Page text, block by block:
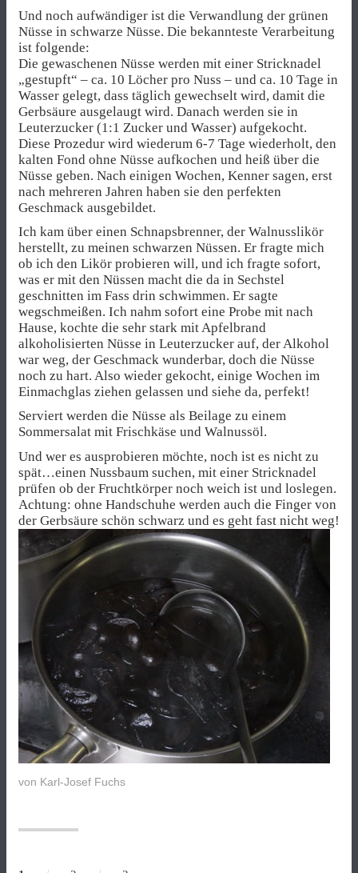
Und noch aufwändiger ist die Verwandlung der grünen
Nüsse in schwarze Nüsse. Die bekannteste Verarbeitung
ist folgende:
Die gewaschenen Nüsse werden mit einer Stricknadel
„gestupft“ – ca. 10 Löcher pro Nuss – und ca. 10 Tage in
Wasser gelegt, dass täglich gewechselt wird, damit die
Gerbsäure ausgelaugt wird. Danach werden sie in
Leuterzucker (1:1 Zucker und Wasser) aufgekocht.
Diese Prozedur wird wiederum 6-7 Tage wiederholt, den
kalten Fond ohne Nüsse aufkochen und heiß über die
Nüsse geben. Nach einigen Wochen, Kenner sagen, erst
nach mehreren Jahren haben sie den perfekten
Geschmack ausgebildet.
Ich kam über einen Schnapsbrenner, der Walnusslikör
herstellt, zu meinen schwarzen Nüssen. Er fragte mich
ob ich den Likör probieren will, und ich fragte sofort,
was er mit den Nüssen macht die da in Sechstel
geschnitten im Fass drin schwimmen. Er sagte
wegschmeißen. Ich nahm sofort eine Probe mit nach
Hause, kochte die sehr stark mit Apfelbrand
alkoholisierten Nüsse in Leuterzucker auf, der Alkohol
war weg, der Geschmack wunderbar, doch die Nüsse
noch zu hart. Also wieder gekocht, einige Wochen im
Einmachglas ziehen gelassen und siehe da, perfekt!
Serviert werden die Nüsse als Beilage zu einem
Sommersalat mit Frischkäse und Walnussöl.
Und wer es ausprobieren möchte, noch ist es nicht zu
spät…einen Nussbaum suchen, mit einer Stricknadel
prüfen ob der Fruchtkörper noch weich ist und loslegen.
Achtung: ohne Handschuhe werden auch die Finger von
der Gerbsäure schön schwarz und es geht fast nicht weg!
von Karl-Josef Fuchs